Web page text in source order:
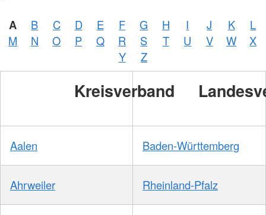
A B C D E F G H I J K
L
M
N O P Q R S T U V W
X
Y
Z
Kreisverband
Aalen Baden-Württemberg
Ahrweiler Rheinland-Pfalz